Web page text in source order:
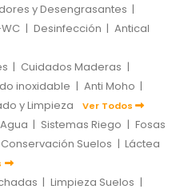
y Desengrasantes |
| Desinfección | Antical
| Cuidados Maderas |
inoxidable | Anti Moho |
y Limpieza Ver Todos
| Sistemas Riego | Fosas
Conservación Suelos | Láctea
| Limpieza Suelos |